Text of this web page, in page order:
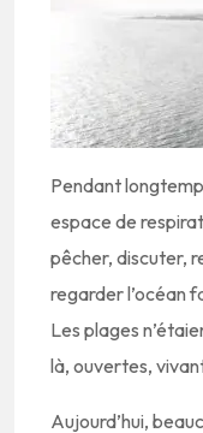
Pendant
espace de
pêcher, discuter,
regarder l’océan
Les plages
là, ouvertes,
Aujourd’hui,